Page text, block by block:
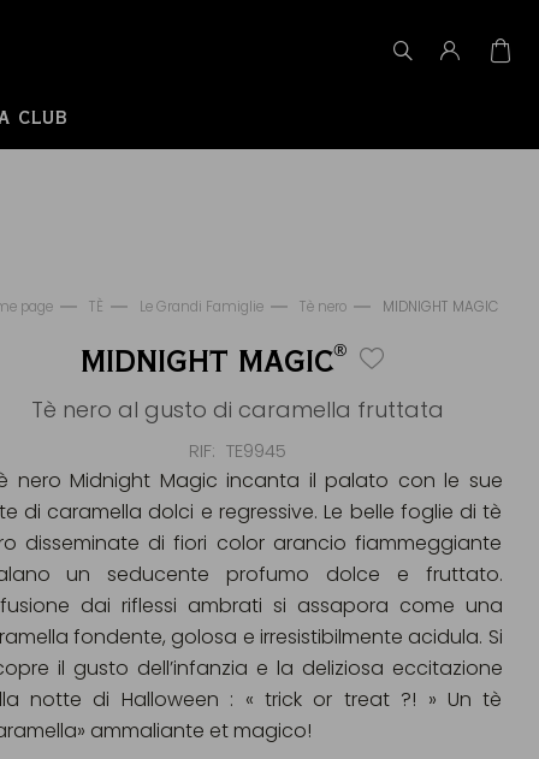
CLUB
page TÈ Le Grandi Famiglie Tè nero MIDNIGHT MAGIC
MIDNIGHT MAGIC®
Tè nero al gusto di caramella fruttata
RIF TE9945
nero Midnight Magic incanta il palato con le sue
di caramella dolci e regressive. Le belle foglie di tè
disseminate di fiori color arancio fiammeggiante
un seducente profumo dolce e fruttato.
dai riflessi ambrati si assapora come una
fondente, golosa e irresistibilmente acidula. Si
il gusto dell’infanzia e la deliziosa eccitazione
notte di Halloween : « trick or treat ?! » Un tè
ammaliante et magico!